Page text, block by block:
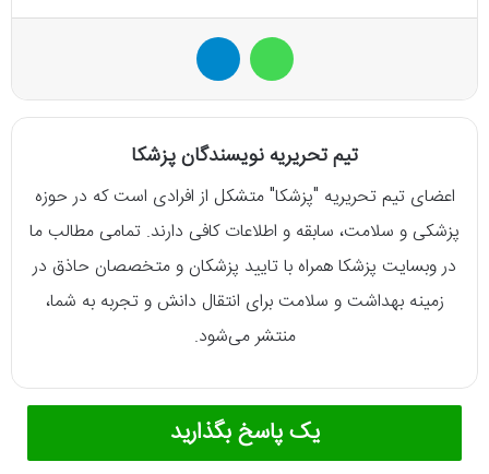
واتس آپ
تیم تحریریه نویسندگان پزشکا
اعضای تیم تحریریه "پزشکا" متشکل از افرادی است که در حوزه
پزشکی و سلامت، سابقه و اطلاعات کافی دارند. تمامی مطالب ما
در وبسایت پزشکا همراه با تایید پزشکان و متخصصان حاذق در
زمینه بهداشت و سلامت برای انتقال دانش و تجربه به شما،
منتشر می‌شود.
یک پاسخ بگذارید